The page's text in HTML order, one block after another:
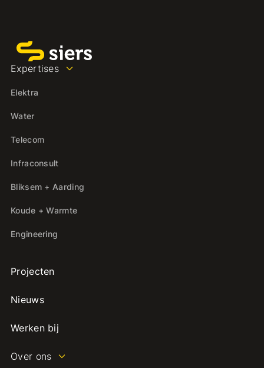
Expertises
Elektra
Water
Telecom
Infraconsult
Bliksem + Aarding
Koude + Warmte
Engineering
Projecten
Nieuws
Werken bij
Over ons